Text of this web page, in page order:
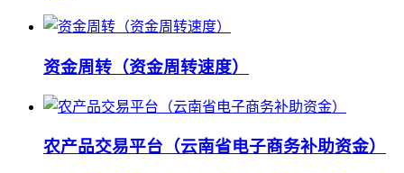
资金周转（资金周转速度）
农产品交易平台（云南省电子商务补助资金）